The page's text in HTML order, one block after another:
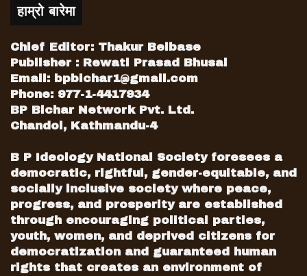
पाराका किसुनजीले भनेको मानिहाल्छन् भन्ने राजालाई
परेका रहेछ तर उनले यही भावनाअनुसार संविधान
घोषणा गर्न सक्दिनँ भनेपछि राजा संशकित हुन थाले।
राजालाई बल्ल थाहा भयो किसुनजीका दुइटा आँखा
रहेछन् भनेर। एउटा आँखाले हाँसे झैं गर्ने अर्कोले रोए
झैं। हेर्दा र बोल्दा सजिला देखिने तर बुँदामा आएपछि
कठोर। अन्ततः किसुनजीले भनेअनुसार नै राजाले
२०४७ कात्तिक २३ गते संविधान जारी गरे। राजनीतिक
संविधानलाई विश्वले मान्यो। आठ वर्ष लगाएर घोषित
संविधान पनि विवादमुक्त हुन नसकेको परिस्थितिमा
किसुनजीले राजासँग कठोर बनेर पनि जनताका पक्षमा
संविधान जारी गर्न लगाएको सम्झना उनलाई दुईदुईपटक
निर्वाचनमा हराउन प्रयोग हुनेहरूले भुले पनि राष्ट्र र
इतिहासले भुल्ने छैन।
हाम्रो बारेमा
Chief Editor: Thakur Belbase
Publisher : Rewati Prasad Bhusal
Email: bpbichar1@gmail.com
Phone: 977-1-4417934
BP Bichar Network Pvt. Ltd.
Chandol, Kathmandu-4
B P Ideology National Society foresees a
democratic, rightful, gender-equitable, and
socially inclusive society where peace,
progress, and prosperity are established
through encouraging political parties,
youth, women, and deprived citizens for
democratization and guaranteed human
rights that creates an environment of